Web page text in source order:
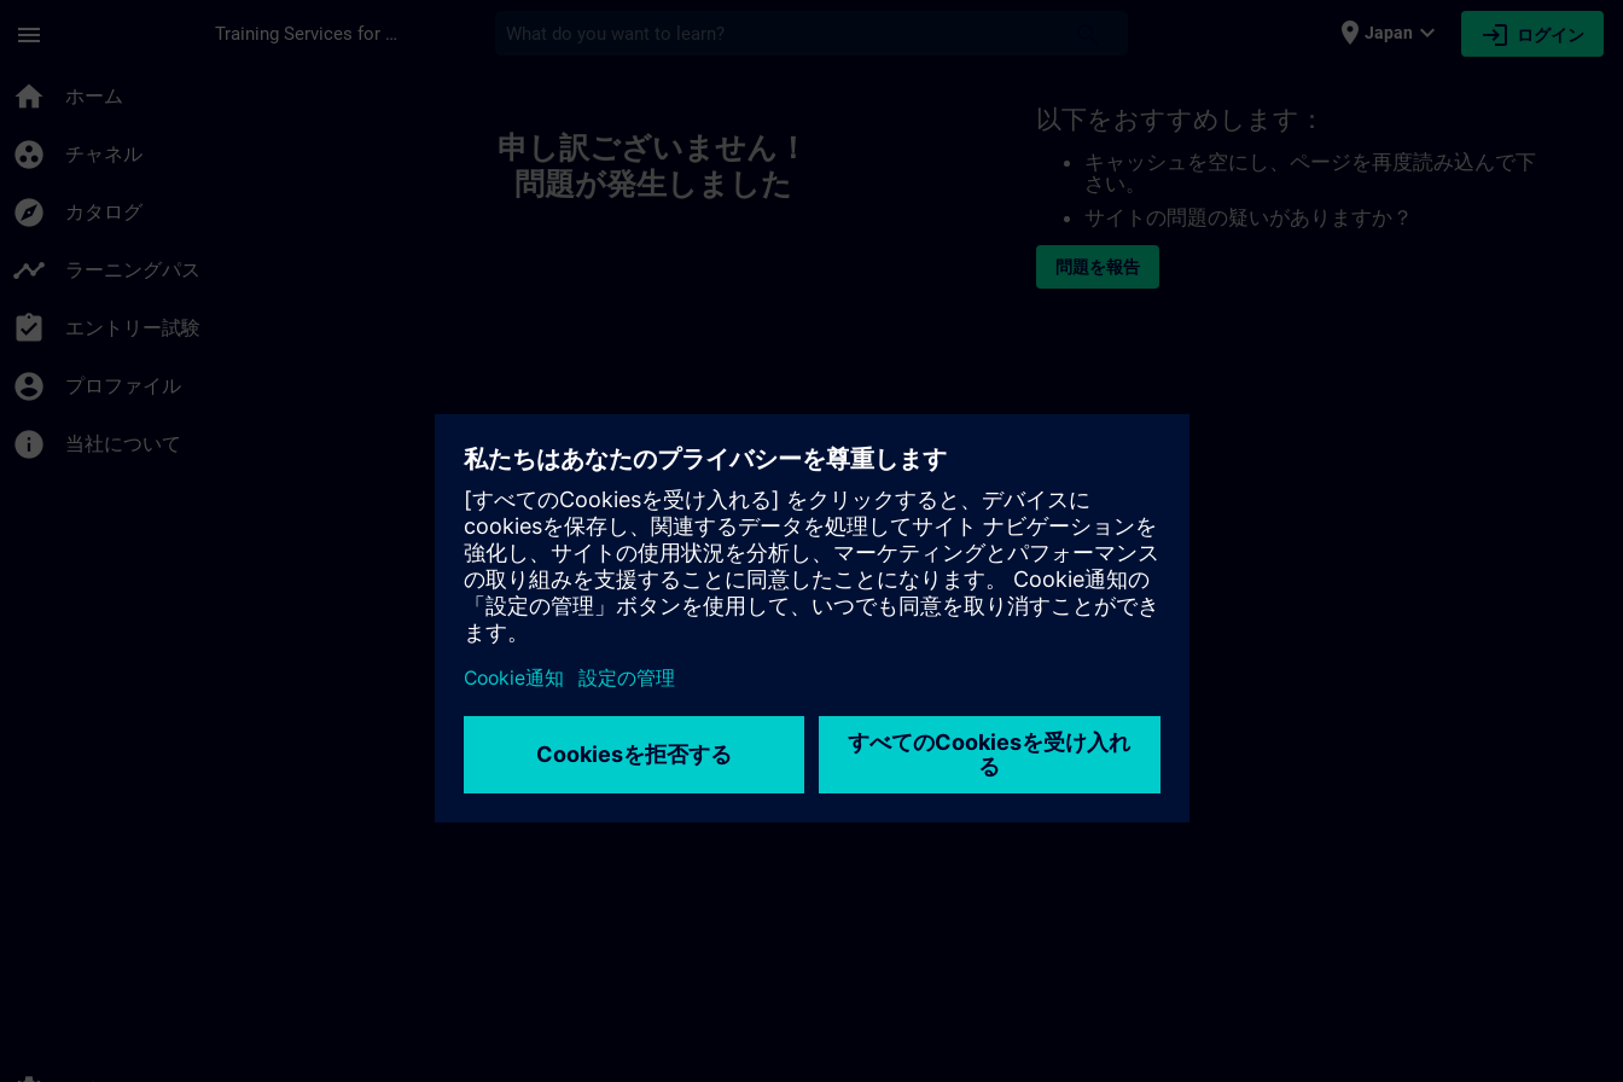
menu Training Services for Digital Industries place Japan expand_more login ログイン
home ホーム
group_work チャネル
explore カタログ
timeline ラーニングパス
assignment_turned_in エントリー試験
account_circle プロファイル
info 当社について
申し訳ございません！
問題が発生しました
以下をおすすめします：
キャッシュを空にし、ページを再度読み込んで下
さい。
サイトの問題の疑いがありますか？
問題を報告